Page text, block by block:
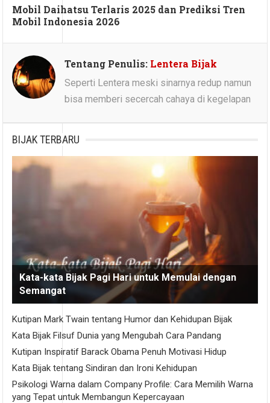
Mobil Daihatsu Terlaris 2025 dan Prediksi Tren
Mobil Indonesia 2026
Tentang Penulis: Lentera Bijak
Seperti Lentera meski sinarnya redup namun
bisa memberi secercah cahaya di kegelapan
BIJAK TERBARU
Kata-kata Bijak Pagi Hari untuk Memulai dengan
Semangat
Kutipan Mark Twain tentang Humor dan Kehidupan Bijak
Kata Bijak Filsuf Dunia yang Mengubah Cara Pandang
Kutipan Inspiratif Barack Obama Penuh Motivasi Hidup
Kata Bijak tentang Sindiran dan Ironi Kehidupan
Psikologi Warna dalam Company Profile: Cara Memilih Warna
yang Tepat untuk Membangun Kepercayaan